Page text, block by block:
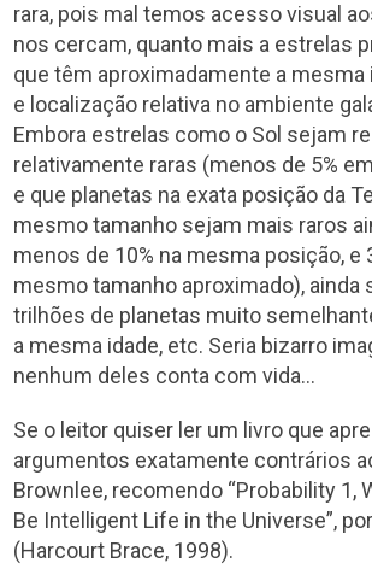
rara, pois mal temos acesso visual
nos cercam, quanto mais a estrelas
que têm aproximadamente a mesma
e localização relativa no ambiente
Embora estrelas como o Sol sejam
relativamente raras (menos de 5%
e que planetas na exata posição da
mesmo tamanho sejam mais raros
menos de 10% na mesma posição, e
mesmo tamanho aproximado), ainda
trilhões de planetas muito
a mesma idade, etc. Seria bizarro
nenhum deles conta com vida…
Se o leitor quiser ler um livro que
argumentos exatamente contrários
Brownlee, recomendo “Probability 1,
Be Intelligent Life in the Universe”,
(Harcourt Brace, 1998).